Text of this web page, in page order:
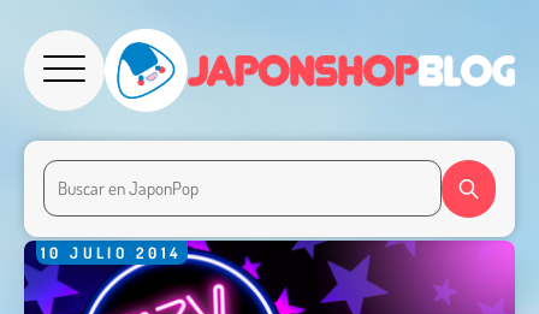
10 JULIO 2014